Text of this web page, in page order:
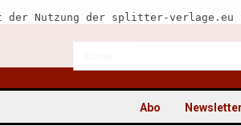
der Nutzung der splitter-
Abo